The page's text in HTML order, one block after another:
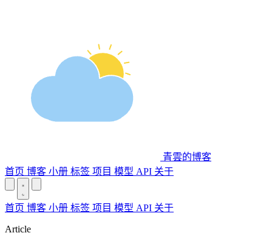
青雲的博客
首页 博客 小册 标签 项目 模型 API 关于
首页 博客 小册 标签 项目 模型 API 关于
Article